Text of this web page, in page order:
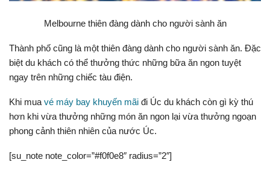
Melbourne thiên đàng dành cho người sành ăn
Thành phố cũng là một thiên đàng dành cho người sành ăn. Đặc
biệt du khách có thể thưởng thức những bữa ăn ngon tuyệt
ngay trên những chiếc tàu điện.
Khi mua vé máy bay khuyến mãi đi Úc du khách còn gì kỳ thú
hơn khi vừa thưởng những món ăn ngon lại vừa thưởng ngoạn
phong cảnh thiên nhiên của nước Úc.
[su_note note_color=”#f0f0e8″ radius=”2″]